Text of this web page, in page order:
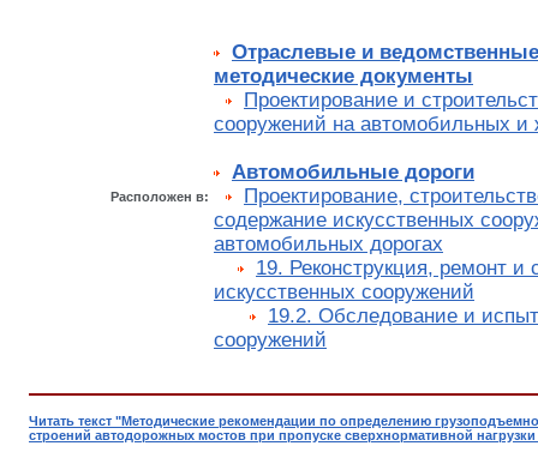
Расположен в:
Отраслевые и
методические документы
Проектирование и
сооружений на автомобильных и
Автомобильные дороги
Проектирование,
содержание искусственных
автомобильных дорогах
19. Реконструкция, ремонт и
искусственных сооружений
19.2. Обследование и
сооружений
Читать текст "Методические рекомендации по определению
строений автодорожных мостов при пропуске сверхнормативной